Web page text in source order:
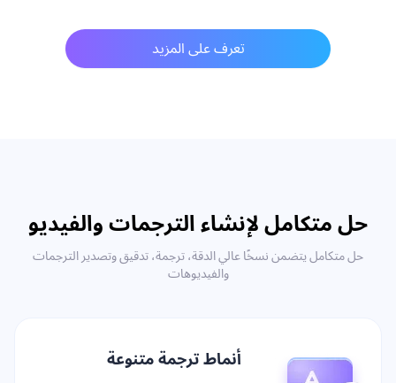
تعرف على المزيد
حل متكامل لإنشاء الترجمات والفيديو
حل متكامل يتضمن نسخًا عالي الدقة، ترجمة، تدقيق وتصدير الترجمات
والفيديوهات
أنماط ترجمة متنوعة